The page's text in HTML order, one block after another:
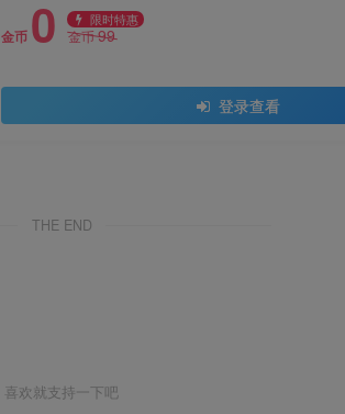
金币 0 限时特惠
金币99
登录查看
THE END
喜欢就支持一下吧